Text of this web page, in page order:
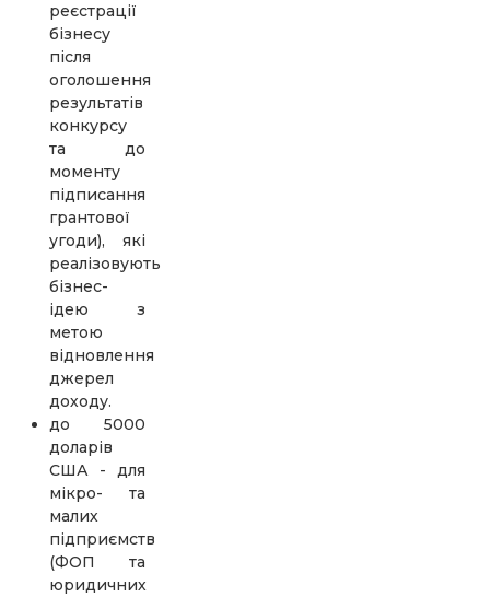
реєстрації
бізнесу
після
оголошення
результатів
конкурсу
та до
моменту
підписання
грантової
угоди), які
реалізовують
бізнес-
ідею з
метою
відновлення
джерел
доходу.
до 5000
доларів
США - для
мікро- та
малих
підприємств
(ФОП та
юридичних